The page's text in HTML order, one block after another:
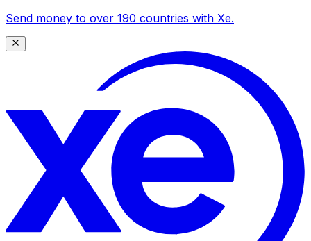
Send money to over 190 countries with Xe.